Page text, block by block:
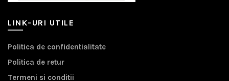
LINK-URI UTILE
Politica de confidentialitate
Politica de retur
Termeni si conditii